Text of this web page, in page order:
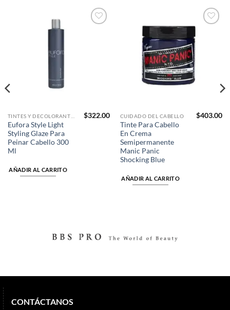
TINTES Y DECOLORANTES
Eufora Style Light
Styling Glaze Para
Peinar Cabello 300
Ml
$322.00
AÑADIR AL CARRITO
CUIDADO DEL CABELLO
Tinte Para Cabello
En Crema
Semipermanente
Manic Panic
Shocking Blue
$403.00
AÑADIR AL CARRITO
CONTÁCTANOS